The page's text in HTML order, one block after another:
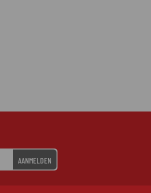
AANMELDEN